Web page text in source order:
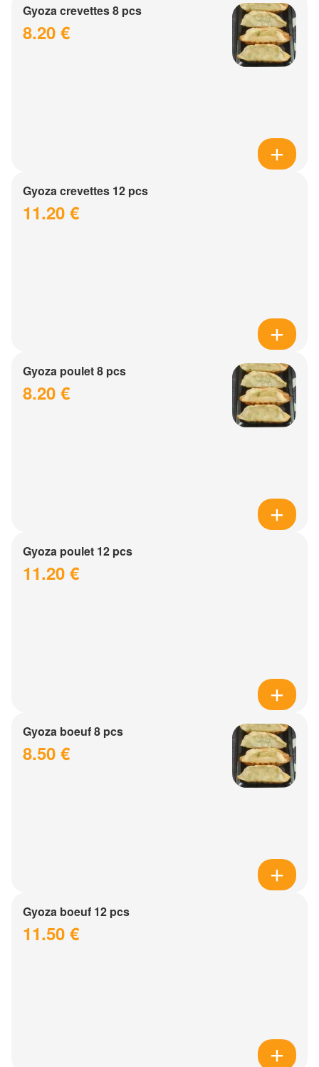
Gyoza crevettes 8 pcs
8.20 €
Gyoza crevettes 12 pcs
11.20 €
Gyoza poulet 8 pcs
8.20 €
Gyoza poulet 12 pcs
11.20 €
Gyoza boeuf 8 pcs
8.50 €
Gyoza boeuf 12 pcs
11.50 €